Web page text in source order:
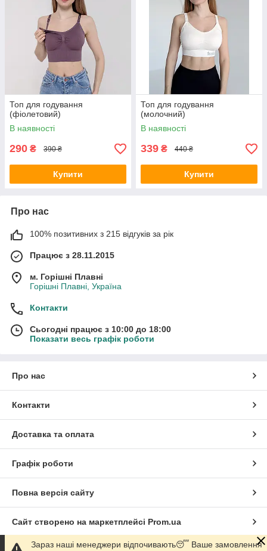
Топ для годування
(фіолетовий)
В наявності
290 ₴ 390 ₴
Купити
Топ для годування
(молочний)
В наявності
339 ₴ 440 ₴
Купити
Про нас
100% позитивних з 215 відгуків за рік
Працює з 28.11.2015
м. Горішні Плавні
Горішні Плавні, Україна
Контакти
Сьогодні працює з 10:00 до 18:00
Показати весь графік роботи
Про нас
Контакти
Доставка та оплата
Графік роботи
Повна версія сайту
Сайт створено на маркетплейсі Prom.ua
Зараз наші менеджери відпочивають😴 Ваше замовлення